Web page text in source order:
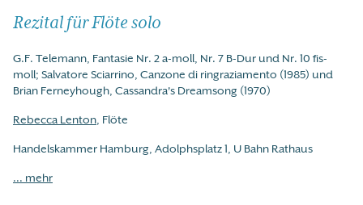
Rezital für Flöte solo
G.F. Telemann, Fantasie Nr. 2 a-moll, Nr. 7 B-Dur und Nr. 10 fis-
moll; Salvatore Sciarrino, Canzone di ringraziamento (1985) und
Brian Ferneyhough, Cassandra's Dreamsong (1970)
Rebecca Lenton , Flöte
Handelskammer Hamburg, Adolphsplatz 1, U Bahn Rathaus
... mehr